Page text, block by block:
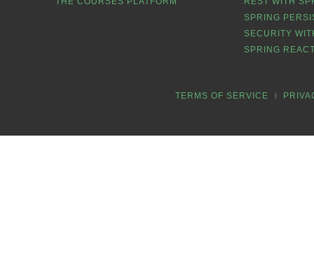
SPRING
SECURITY
SPRING
TERMS OF SERVICE